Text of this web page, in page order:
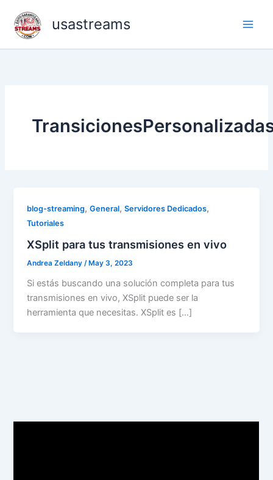
content
usastreams
blog-streaming,General,Servidores Dedicados,
Tutoriales
XSplit para tus transmisiones en vivo
Andrea Zeldany /May 3, 2023
Si estás buscando una solución completa para tus
transmisiones en vivo, XSplit puede ser la
herramienta que necesitas. XSplit es […]